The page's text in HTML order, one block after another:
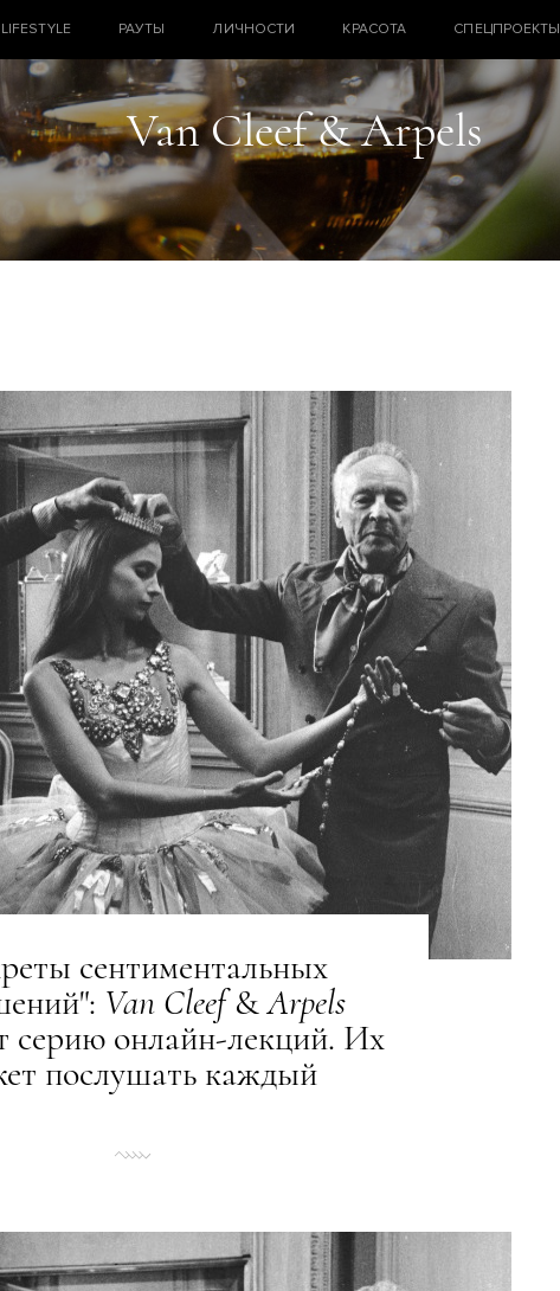
LIFESTYLE РАУТЫ ЛИЧНОСТИ КРАСОТА СПЕЦПРОЕКТЫ
Van Cleef & Arpels
сентиментальных
Van Cleef&Arpels
серию онлайн-лекций. Их
послушать каждый